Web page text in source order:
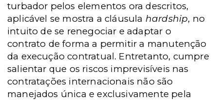
turbador pelos elementos ora descritos,
aplicável se mostra a cláusula hardship, no
intuito de se renegociar e adaptar o
contrato de forma a permitir a manutenção
da execução contratual. Entretanto, cumpre
salientar que os riscos imprevisíveis nas
contratações internacionais não são
manejados única e exclusivamente pela